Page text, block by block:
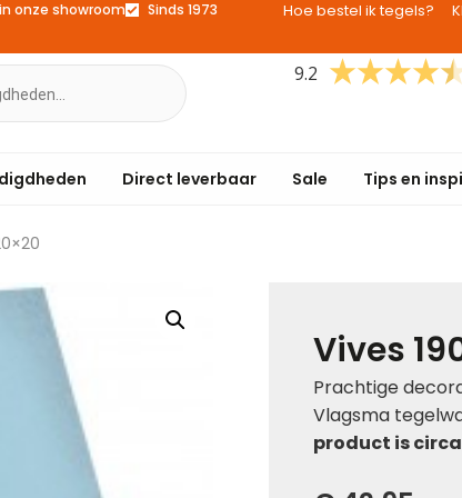
onze showroom Sinds 1973 Hoe bestel ik tegels?
9.2
Direct leverbaar Sale Tips en
Vives
Prachtige
Vlagsma
product is circa